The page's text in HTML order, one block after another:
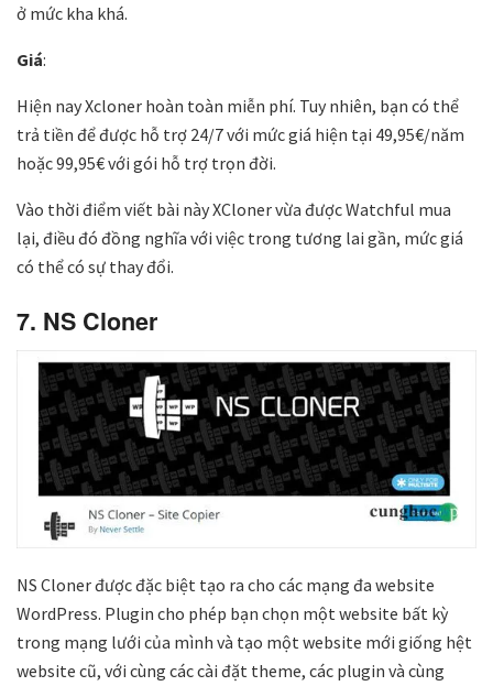
ở mức kha khá.
Giá:
Hiện nay Xcloner hoàn toàn miễn phí. Tuy nhiên, bạn có thể
trả tiền để được hỗ trợ 24/7 với mức giá hiện tại 49,95€/năm
hoặc 99,95€ với gói hỗ trợ trọn đời.
Vào thời điểm viết bài này XCloner vừa được Watchful mua
lại, điều đó đồng nghĩa với việc trong tương lai gần, mức giá
có thể có sự thay đổi.
7. NS Cloner
NS Cloner được đặc biệt tạo ra cho các mạng đa website
WordPress. Plugin cho phép bạn chọn một website bất kỳ
trong mạng lưới của mình và tạo một website mới giống hệt
website cũ, với cùng các cài đặt theme, các plugin và cùng